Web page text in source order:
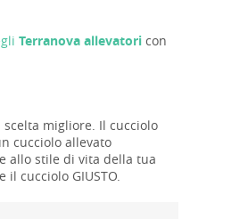
Terranova allevatori con
migliore. Il cucciolo
cucciolo allevato
allo stile di vita della tua
cucciolo GIUSTO.